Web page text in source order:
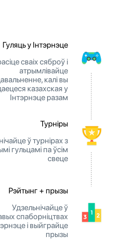
Гуляць у Інтэрнэце
сваіх сяброў і
атрымлівайце
калі вы
казахская у
Інтэрнэце разам
Турніры
ў турнірах з
гульцамі па ўсім
свеце
Рэйтынг + прызы
Удзельнічайце ў
спаборніцтвах
і выйграйце
прызы